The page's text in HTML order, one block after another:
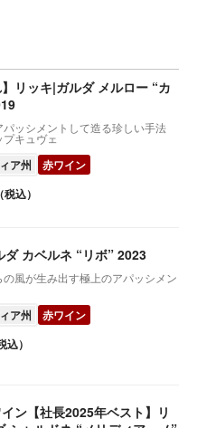
】リッキ|ガルダ メルロー “カ
パッシメントして造る珍しい手法
キュヴェ
ア州 赤ワイン
込）
ダ カベルネ “リボ” 2023
の風が生み出す極上のアパッシメン
ア州 赤ワイン
込）
ン【社長2025年ベスト】リ